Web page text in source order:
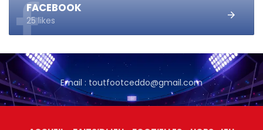
FACEBOOK
25 likes
Email : toutfootceddo@gmail.com